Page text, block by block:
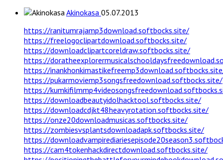
Akinokasa 05.07.2013
https://ranitumrajamp3download.softbocks.site/
https://freelogoclipartdownload.softbocks.site/
https://downloadclipartcoreldraw.softbocks.site/
https://
https://
https://pukarmoviemp3songsfreedownload.softbocks.site/
https://
https://downloadbeautyidolhacktool.softbocks.site/
https://downloadcdjkt48heavyrotation.softbocks.site/
https://onze20downloadmusicas.softbocks.site/
https://zombiesvsplantsdownloadapk.softbocks.site/
https://
https://cam4tokenhackdirectdownload.softbocks.site/